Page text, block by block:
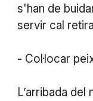
s'han de
servir cal
- Col·locar
L’arribada del